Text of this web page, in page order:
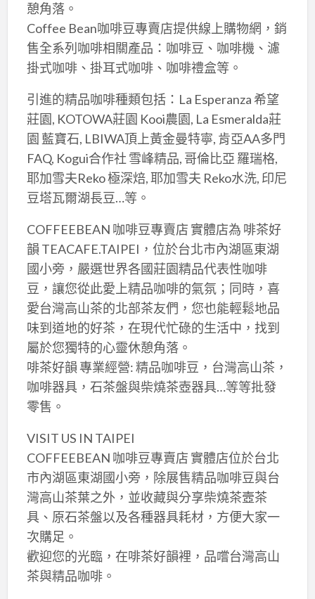
憩角落。
Coffee Bean咖啡豆專賣店提供線上購物網，銷
售全系列咖啡相關產品：咖啡豆、咖啡機、濾
掛式咖啡、掛耳式咖啡、咖啡禮盒等。
引進的精品咖啡種類包括：La Esperanza 希望
莊園, KOTOWA莊園 Kooi農園, La Esmeralda莊
園 藍寶石, LBIWA頂上黃金曼特寧, 肯亞AA多門
FAQ, Kogui合作社 雪峰精品, 哥倫比亞 羅瑞格,
耶加雪夫Reko 極深焙, 耶加雪夫 Reko水洗, 印尼
豆塔瓦爾湖長豆…等。
COFFEEBEAN 咖啡豆專賣店 實體店為 啡茶好
韻 TEACAFE.TAIPEI，位於台北市內湖區東湖
國小旁，嚴選世界各國莊園精品代表性咖啡
豆，讓您從此愛上精品咖啡的氣氛；同時，喜
愛台灣高山茶的北部茶友們，您也能輕鬆地品
味到道地的好茶，在現代忙碌的生活中，找到
屬於您獨特的心靈休憩角落。
啡茶好韻 專業經營: 精品咖啡豆，台灣高山茶，
咖啡器具，石茶盤與柴燒茶壺器具…等等批發
零售。
VISIT US IN TAIPEI
COFFEEBEAN 咖啡豆專賣店 實體店位於台北
市內湖區東湖國小旁，除展售精品咖啡豆與台
灣高山茶葉之外，並收藏與分享柴燒茶壼茶
具、原石茶盤以及各種器具耗材，方便大家一
次購足。
歡迎您的光臨，在啡茶好韻裡，品嚐台灣高山
茶與精品咖啡。